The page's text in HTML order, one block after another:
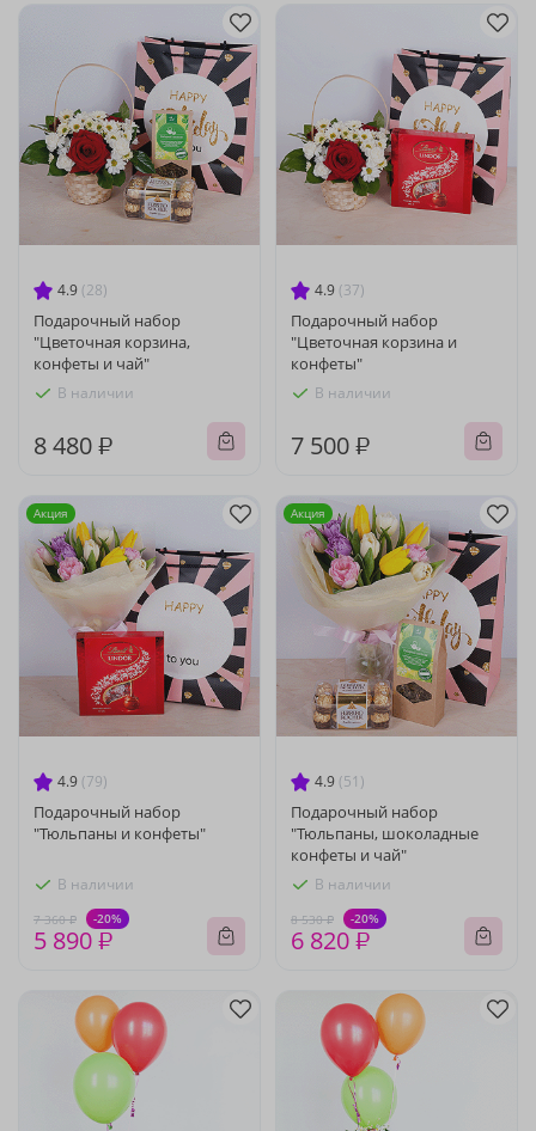
4.9 (28)
Подарочный набор
"Цветочная корзина,
конфеты и чай"
В наличии
8 480 ₽
4.9 (37)
Подарочный набор
"Цветочная корзина и
конфеты"
В наличии
7 500 ₽
4.9 (79)
Подарочный набор
"Тюльпаны и конфеты"
В наличии
7 360 ₽ -20%
5 890 ₽
Акция
4.9 (51)
Подарочный набор
"Тюльпаны, шоколадные
конфеты и чай"
В наличии
8 530 ₽ -20%
6 820 ₽
Акция